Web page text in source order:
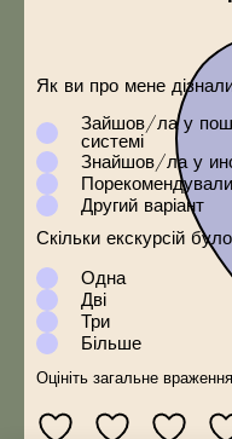
Як ви про мене
Зайшов/ла у
системі
Знайшов/ла у
Другий варіант
Скільки екскурсій
Одна
Дві
Три
Більше
Оцініть загальне